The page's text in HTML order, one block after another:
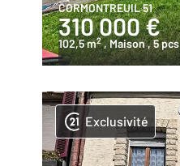
CORMONTREUIL 51
310 000 €
102,5 m2 , Maison, 5 pcs
Exclusivité